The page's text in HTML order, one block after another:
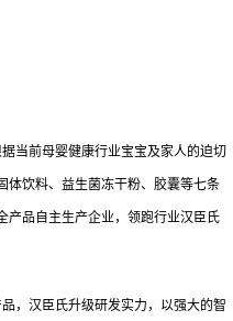
当前母婴健康行业宝宝及家人的迫切
体饮料、益生菌冻干粉、胶囊等七条
产品自主生产企业，领跑行业汉臣氏
，汉臣氏升级研发实力，以强大的智